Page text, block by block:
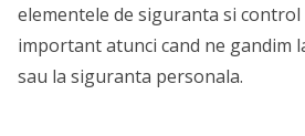
elementele de siguranta si control
important atunci cand ne gandim
sau la siguranta personala.